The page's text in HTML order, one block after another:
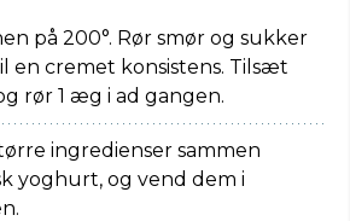
på 200°. Rør smør og sukker
en cremet konsistens. Tilsæt
rør 1 æg i ad gangen.
ingredienser sammen
yoghurt, og vend dem i